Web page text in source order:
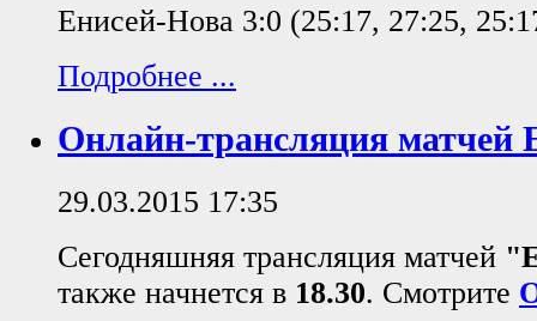
Енисей-Нова 3:0 (25:17, 27:25,
Подробнее ...
Онлайн-трансляция
29.03.2015 17:35
Сегодняшняя трансляция матчей
также начнется в 18.30. Смотрите